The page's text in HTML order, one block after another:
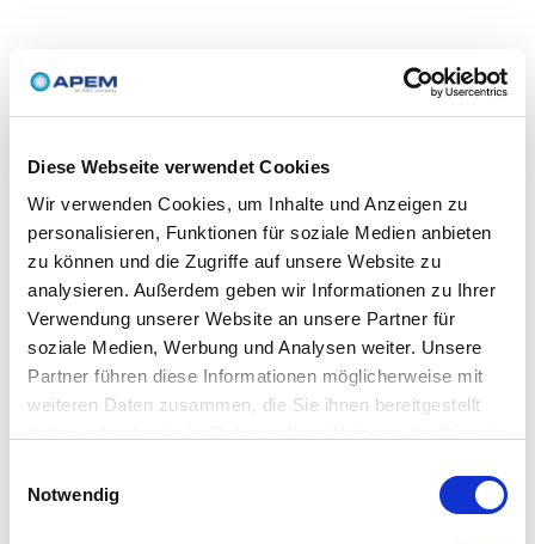
Diese Webseite verwendet Cookies
Wir verwenden Cookies, um Inhalte und Anzeigen zu
personalisieren, Funktionen für soziale Medien anbieten
zu können und die Zugriffe auf unsere Website zu
analysieren. Außerdem geben wir Informationen zu Ihrer
Verwendung unserer Website an unsere Partner für
soziale Medien, Werbung und Analysen weiter. Unsere
Partner führen diese Informationen möglicherweise mit
weiteren Daten zusammen, die Sie ihnen bereitgestellt
Notwendig